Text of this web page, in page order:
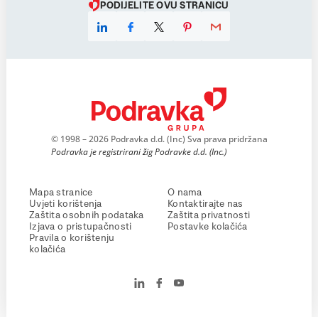
PODIJELITE OVU STRANICU
© 1998 – 2026 Podravka d.d. (Inc) Sva prava pridržana
Podravka je registrirani žig Podravke d.d. (Inc.)
Mapa stranice
Uvjeti korištenja
Zaštita osobnih podataka
Izjava o pristupačnosti
Pravila o korištenju
kolačića
O nama
Kontaktirajte nas
Zaštita privatnosti
Postavke kolačića